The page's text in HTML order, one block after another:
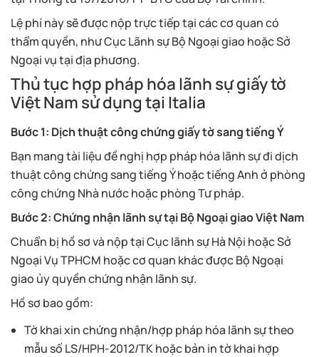
Lệ phí này sẽ được nộp trực tiếp tại các cơ quan có
thẩm quyền, như Cục Lãnh sự Bộ Ngoại giao hoặc Sở
Ngoại vụ tại địa phương.
Thủ tục hợp pháp hóa lãnh sự giấy tờ
Việt Nam sử dụng tại Italia
Bước 1: Dịch thuật công chứng giấy tờ sang tiếng Ý
Bạn mang tài liệu đề nghị hợp pháp hóa lãnh sự đi dịch
thuật công chứng sang tiếng Ý hoặc tiếng Anh ở phòng
công chứng Nhà nước hoặc phòng Tư pháp.
Bước 2: Chứng nhận lãnh sự tại Bộ Ngoại giao Việt Nam
Chuẩn bị hồ sơ và nộp tại Cục lãnh sự Hà Nội hoặc Sở
Ngoại Vụ TPHCM hoặc cơ quan khác được Bộ Ngoại
giao ủy quyền chứng nhận lãnh sự.
Hồ sơ bao gồm:
Tờ khai xin chứng nhận/hợp pháp hóa lãnh sự theo
mẫu số LS/HPH-2012/TK hoặc bản in tờ khai hợp